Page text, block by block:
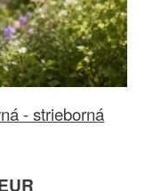
- strieborná